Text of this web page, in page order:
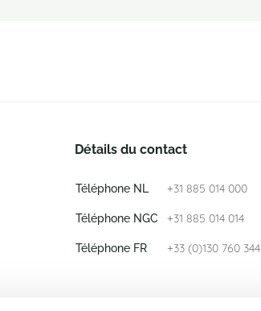
Détails du contact
Téléphone NL +31 885 014 000
Téléphone NGC +31 885 014 014
Téléphone FR +33 (0)130 760 344